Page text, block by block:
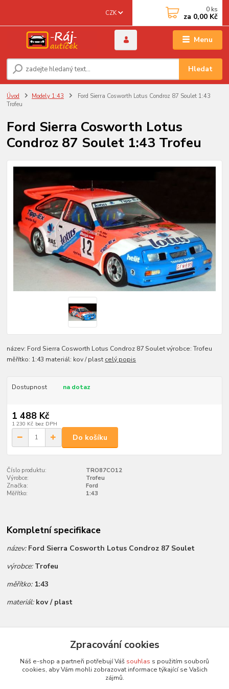
Menu
CZK
Hledat
0 ks
za 0,00 Kč
Úvod Modely 1:43
Ford Sierra Cosworth Lotus Condroz 87 Soulet 1:43
Trofeu
Ford Sierra Cosworth Lotus
Condroz 87 Soulet 1:43 Trofeu
název: Ford Sierra Cosworth Lotus Condroz 87 Soulet výrobce: Trofeu
měřítko: 1:43 materiál: kov / plast celý popis
Dostupnost na dotaz
1 488 Kč
1 230 Kč bez DPH
Do košíku
Číslo produktu:
TRO87CO12
Výrobce:
Trofeu
Značka:
Ford
Měřítko:
1:43
Kompletní specifikace
název: Ford Sierra Cosworth Lotus Condroz 87 Soulet
výrobce: Trofeu
měřítko: 1:43
materiál: kov / plast
Zboží zařazeno v kategoriích
Všechny modely
Modely 1:43
Zpracování cookies
Náš e-shop a partneři potřebují Váš souhlas s použitím souborů
cookies, aby Vám mohli zobrazovat informace týkající se Vašich
zájmů.